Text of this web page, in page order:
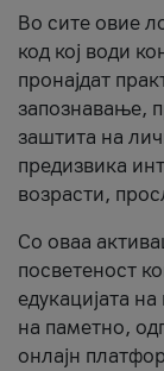
Во сите овие
код кој води
пронајдат
запознавање,
заштита на
предизвика
возрасти,
Со оваа
посветеност
едукацијата
на паметно,
онлајн